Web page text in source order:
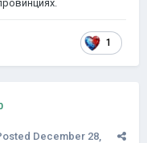
1
December 28,